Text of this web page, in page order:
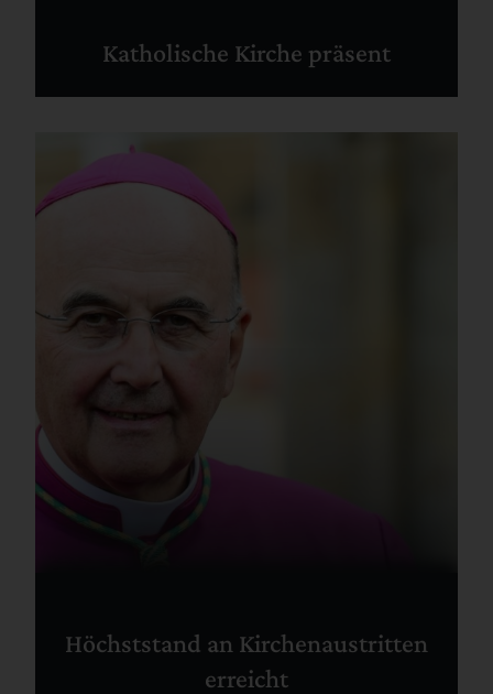
Katholische Kirche präsent
Höchststand an Kirchenaustritten
erreicht